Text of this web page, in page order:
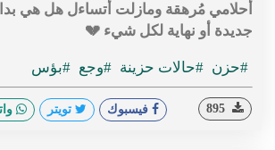
أحلامي مُرهقة ومازلت أتساءل هل هي
جديدة أو نهاية لكل شيء 💔
#حزن #حالات حزينة #وجع #بؤس
فيسبوك تويتر